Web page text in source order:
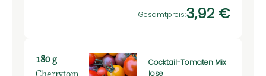
Gesamtpreis:3,92 €
180 g
Cherrytom
Cocktail-Tomaten Mix
lose